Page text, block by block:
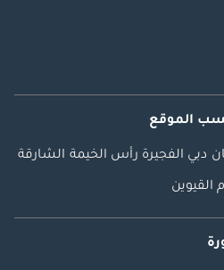
الموقع
دبي الفجيرة رأس الخيمة الشارقة
القيوين